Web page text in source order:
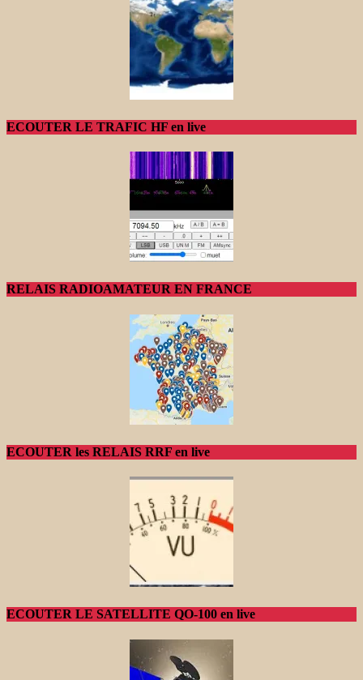
ECOUTER LE TRAFIC HF en live
RELAIS RADIOAMATEUR EN FRANCE
ECOUTER les RELAIS RRF en live
ECOUTER LE SATELLITE QO-100 en live